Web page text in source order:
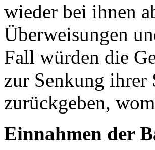
wieder bei ihnen
Überweisungen
Fall würden die
zur Senkung ihrer
zurückgeben,
Einnahmen der